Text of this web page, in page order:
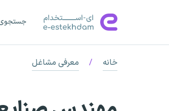
خانه / معرفی مشاغل